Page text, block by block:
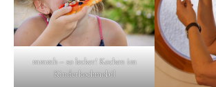
mmmh – so lecker! Kochen im
Kinderkochmobil